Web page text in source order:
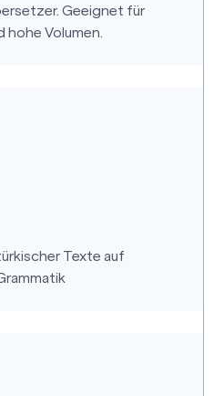
Geeignet für
hohe Volumen.
Texte auf